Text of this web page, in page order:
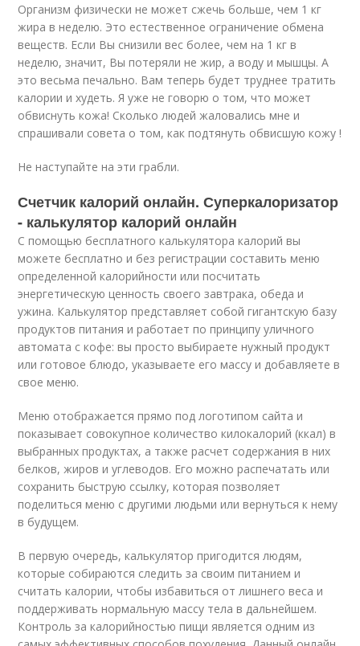
Организм физически не может сжечь больше, чем 1 кг
жира в неделю. Это естественное ограничение обмена
веществ. Если Вы снизили вес более, чем на 1 кг в
неделю, значит, Вы потеряли не жир, а воду и мышцы. А
это весьма печально. Вам теперь будет труднее тратить
калории и худеть. Я уже не говорю о том, что может
обвиснуть кожа! Сколько людей жаловались мне и
спрашивали совета о том, как подтянуть обвисшую кожу !
Не наступайте на эти грабли.
Счетчик калорий онлайн. Суперкалоризатор
- калькулятор калорий онлайн
С помощью бесплатного калькулятора калорий вы
можете бесплатно и без регистрации составить меню
определенной калорийности или посчитать
энергетическую ценность своего завтрака, обеда и
ужина. Калькулятор представляет собой гигантскую базу
продуктов питания и работает по принципу уличного
автомата с кофе: вы просто выбираете нужный продукт
или готовое блюдо, указываете его массу и добавляете в
свое меню.
Меню отображается прямо под логотипом сайта и
показывает совокупное количество килокалорий (ккал) в
выбранных продуктах, а также расчет содержания в них
белков, жиров и углеводов. Его можно распечатать или
сохранить быструю ссылку, которая позволяет
поделиться меню с другими людьми или вернуться к нему
в будущем.
В первую очередь, калькулятор пригодится людям,
которые собираются следить за своим питанием и
считать калории, чтобы избавиться от лишнего веса и
поддерживать нормальную массу тела в дальнейшем.
Контроль за калорийностью пищи является одним из